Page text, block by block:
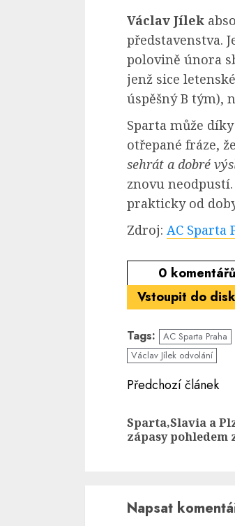
Václav Jílek
představenstva.
polovině února
jenž sice
úspěšný B tým),
Sparta může
otřepané fráze, že
sehrát a dobré
znovu
prakticky od
Zdroj: AC Sparta
0 komentářů
Vstoupit do
Tags: AC Sparta Praha
Václav Jílek odvolání
Continue
Reading
Předchozí článek
Sparta,Slavia a
zápasy pohledem
Napsat